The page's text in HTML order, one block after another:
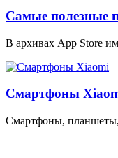
Самые полезные
В архивах App Store
Смартфоны
Смартфоны, планшеты,